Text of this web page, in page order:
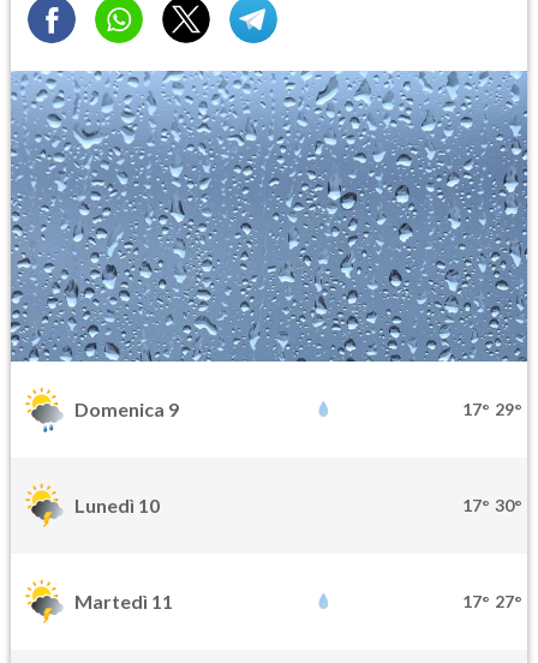
Domenica 9 17° 29°
Lunedì 10 17° 30°
Martedì 11 17° 27°